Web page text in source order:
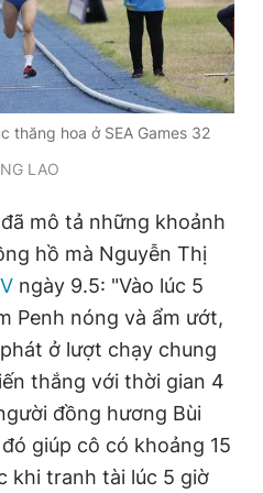
thăng hoa ở SEA Games 32
LAO
mô tả những khoảnh
hồ mà Nguyễn Thị
ngày 9.5: "Vào lúc 5
Penh nóng và ẩm ướt,
ở lượt chạy chung
thắng với thời gian 4
đồng hương Bùi
giúp cô có khoảng 15
khi tranh tài lúc 5 giờ